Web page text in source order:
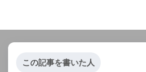
この記事を書いた人